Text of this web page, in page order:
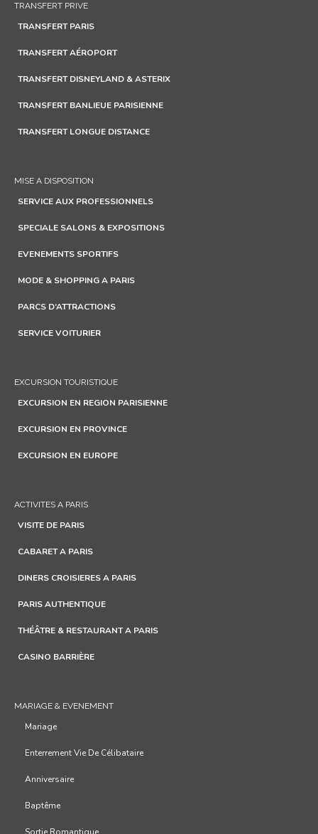
TRANSFERT PRIVE
TRANSFERT PARIS
TRANSFERT AÉROPORT
TRANSFERT DISNEYLAND & ASTERIX
TRANSFERT BANLIEUE PARISIENNE
TRANSFERT LONGUE DISTANCE
MISE A DISPOSITION
SERVICE AUX PROFESSIONNELS
SPECIALE SALONS & EXPOSITIONS
EVENEMENTS SPORTIFS
MODE & SHOPPING A PARIS
PARCS D’ATTRACTIONS
SERVICE VOITURIER
EXCURSION TOURISTIQUE
EXCURSION EN REGION PARISIENNE
EXCURSION EN PROVINCE
EXCURSION EN EUROPE
ACTIVITES A PARIS
VISITE DE PARIS
CABARET A PARIS
DINERS CROISIERES A PARIS
PARIS AUTHENTIQUE
THÉÂTRE & RESTAURANT A PARIS
CASINO BARRIÈRE
MARIAGE & EVENEMENT
Mariage
Enterrement Vie De Célibataire
Anniversaire
Baptême